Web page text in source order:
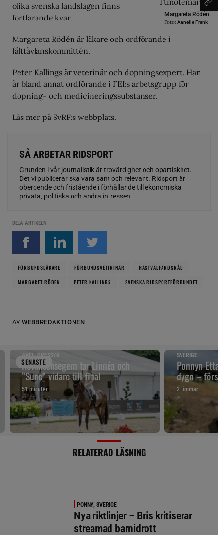
Margareta Rödén.
Foto: Annelie Frank
olika svenska landslagen finns
fortfarande kvar.
Margareta Rödén är läkare och ordförande i
fälttävlanskommittén.
Peter Kallings är veterinär och dopningsexpert. Han
är bland annat ordförande i FEI:s arbetsgrupp för
dopning- och medicineringssubstanser.
Läs mer på SvRF:s webbplats.
SÅ ARBETAR RIDSPORT
Grunden i vår journalistik är trovärdighet och opartiskhet.
Det vi publicerar ska vara sant och relevant. Ridsport är
oberoende och fristående i förhållande till ekonomiska,
privata, politiska och andra intressen.
DELA ARTIKELN
FÖRBUNDSLÄKARE FÖRBUNDSVETERINÄR
HÄSTVÄLFÄRDSRÅD
MARGARET RÖDEN
PETER KALLINGS SVENSKA RIDSPORTFÖRBUNDET
AV WEBBREDAKTIONEN
SENASTE
AVEL, DRESSYR
Revanschsegern tar Linnéa och
”Sune” vidare till final
51 minuter
SVERIGE
Ponnyn
dygn –
2 timmar
RELATERAD LÄSNING
PONNY, SVERIGE
Nya riktlinjer – Bris kritiserar
streamad barnidrott